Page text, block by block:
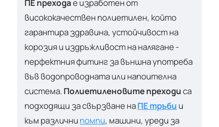
ПЕ преходае изработен от
висококачествен полиетилен, който
гарантира здравина, устойчивост на
корозия и издръжливост на налягане -
перфектния фитинг за външна употреба
във водопроводната или напоителна
система. Полиетиленовите преходиса
подходящи за свързване наПЕ тръби и
към различни помпи, машини, уреди за